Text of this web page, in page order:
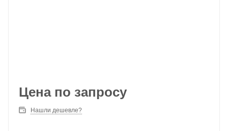
Цена по запросу
Нашли дешевле?